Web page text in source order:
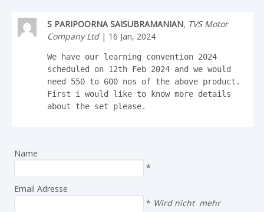
S PARIPOORNA SAISUBRAMANIAN, TVS Motor
Company Ltd| 16 Jan, 2024
We have our learning convention 2024
scheduled on 12th Feb 2024 and we would
need 550 to 600 nos of the above product.
First i would like to know more details
about the set please.
Name
*
Email Adresse
* Wird nicht mehr